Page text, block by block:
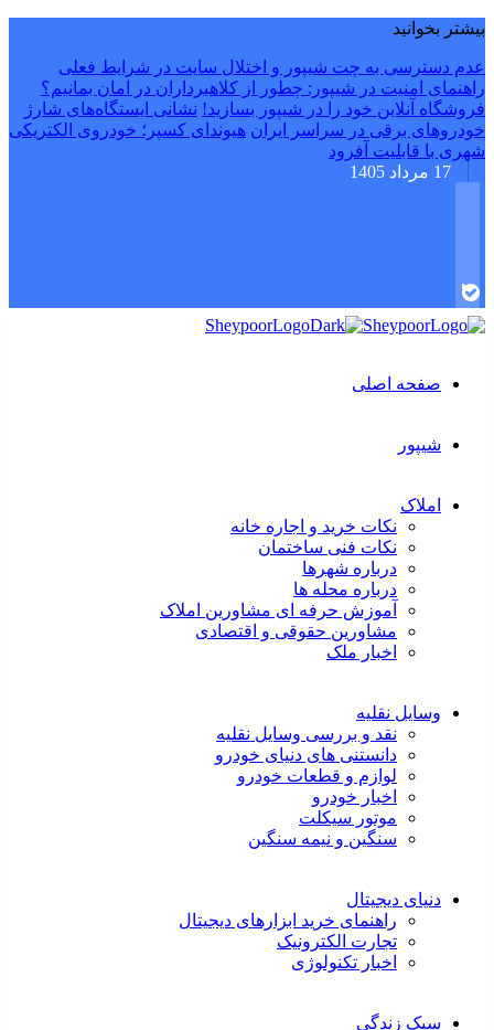
بیشتر بخوانید
عدم دسترسی به چت شیپور و اختلال سایت در شرایط فعلی
راهنمای امنیت در شیپور: چطور از کلاهبرداران در امان بمانیم؟
فروشگاه آنلاین خود را در شیپور بسازید! نشانی ایستگاه‌های شارژ
خودروهای برقی در سراسر ایران هیوندای کسپر؛ خودروی الکتریکی
شهری با قابلیت آفرود
17 مرداد 1405
صفحه اصلی
شیپور
املاک
نکات خرید و اجاره خانه
نکات فنی ساختمان
درباره شهرها
درباره محله ها
آموزش حرفه ای مشاورین املاک
مشاورین حقوقی و اقتصادی
اخبار ملک
وسایل نقلیه
نقد و بررسی وسایل نقلیه
دانستنی های دنیای خودرو
لوازم و قطعات خودرو
اخبار خودرو
موتور سیکلت
سنگین و نیمه سنگین
دنیای دیجیتال
راهنمای خرید ابزارهای دیجیتال
تجارت الکترونیک
اخبار تکنولوژی
سبک زندگی